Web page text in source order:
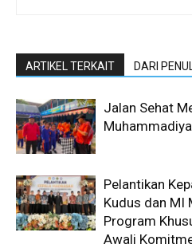
ARTIKEL TERKAIT DARI
Jalan Sehat
Pelantikan
Kudus dan MI
Program
Awali